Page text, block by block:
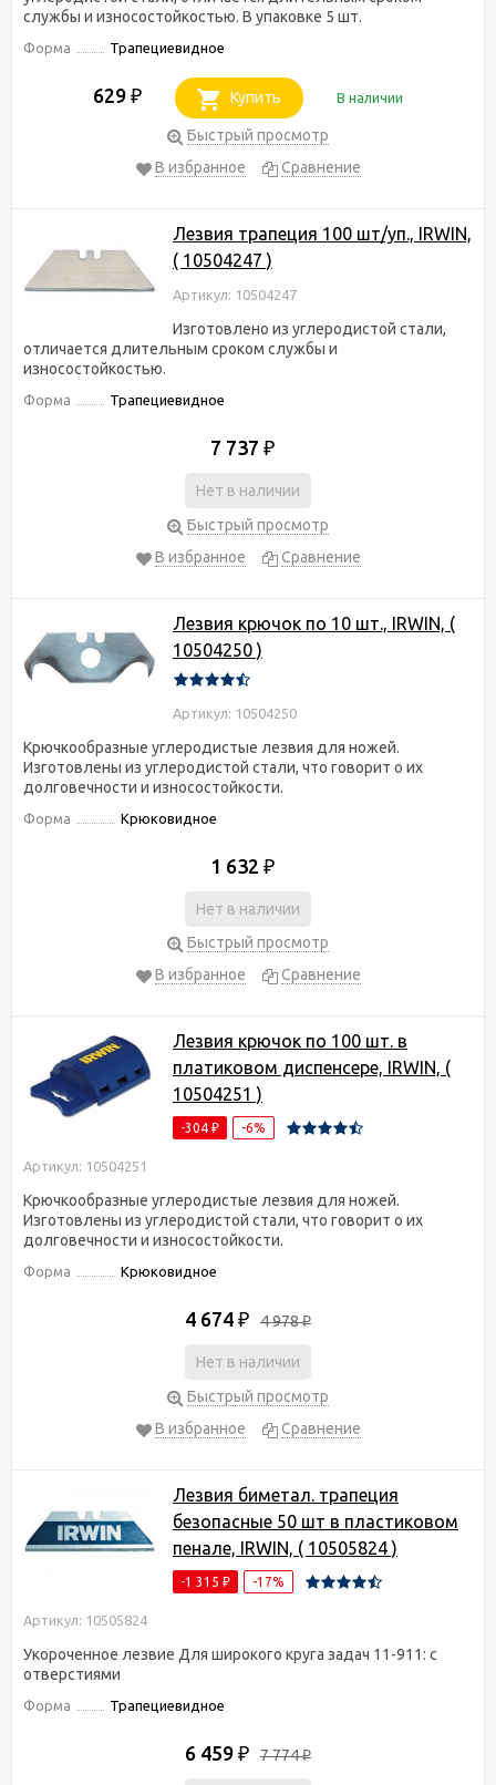
службы и износостойкостью. В упаковке 5 шт.
Форма Трапециевидное
629 ₽ Купить В наличии
Быстрый просмотр
В избранное
Сравнение
Лезвия трапеция 100 шт/уп., IRWIN,
( 10504247 )
Артикул: 10504247
Изготовлено из углеродистой стали,
отличается длительным сроком службы и
износостойкостью.
Форма Трапециевидное
7 737 ₽
Нет в наличии
Быстрый просмотр
В избранное
Сравнение
Лезвия крючок по 10 шт., IRWIN, (
10504250 )
Артикул: 10504250
Крючкообразные углеродистые лезвия для ножей.
Изготовлены из углеродистой стали, что говорит о их
долговечности и износостойкости.
Форма Крюковидное
1 632 ₽
Нет в наличии
Быстрый просмотр
В избранное
Сравнение
Лезвия крючок по 100 шт. в
платиковом диспенсере, IRWIN, (
10504251 )
-304 ₽ -6%
Артикул: 10504251
Крючкообразные углеродистые лезвия для ножей.
Изготовлены из углеродистой стали, что говорит о их
долговечности и износостойкости.
Форма Крюковидное
4 674 ₽ 4 978₽
Нет в наличии
Быстрый просмотр
В избранное
Сравнение
Лезвия биметал. трапеция
безопасные 50 шт в пластиковом
пенале, IRWIN, ( 10505824 )
-1 315 ₽ -17%
Артикул: 10505824
Укороченное лезвие Для широкого круга задач 11-911: с
отверстиями
Форма Трапециевидное
6 459 ₽ 7 774₽